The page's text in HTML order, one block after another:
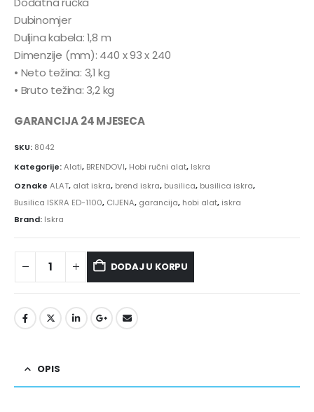
Dubinomjer
Duljina kabela: 1,8 m
Dimenzije (mm): 440 x 93 x 240
• Neto težina: 3,1 kg
• Bruto težina: 3,2 kg
GARANCIJA 24 MJESECA
SKU: 8042
Kategorije:Alati, BRENDOVI, Hobi ručni alat, Iskra
Oznake ALAT, alat iskra, brend iskra, busilica, busilica iskra,
Busilica ISKRA ED-1100, CIJENA, garancija, hobi alat, iskra
Brand: Iskra
DODAJ U KORPU
OPIS